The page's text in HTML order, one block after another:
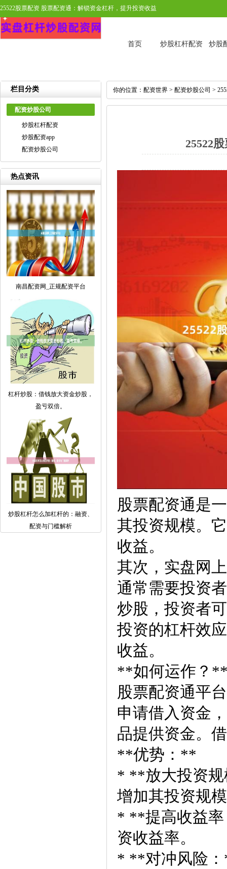
25522股票配资 股票配资通：解锁资金杠杆，提升投资收益
首页 炒股杠杆配资 炒股
栏目分类
配资炒股公司
炒股杠杆配资
炒股配资app
配资炒股公司
热点资讯
南昌配资网_正规配资平台
杠杆炒股：借钱放大资金炒股，
盈亏双倍。
炒股杠杆怎么加杠杆的：融资、
配资与门槛解析
你的位置： 配资世界 > 配资炒股公司 >
25522
股票配资通是
其投资规模。
收益。
其次，实盘网
通常需要投资
炒股，投资者
投资的杠杆效
收益。
**如何运作？
股票配资通平
申请借入资金
品提供资金。
**优势：**
* **放大投资规
增加其投资规
* **提高收益率
资收益率。
* **对冲风险：